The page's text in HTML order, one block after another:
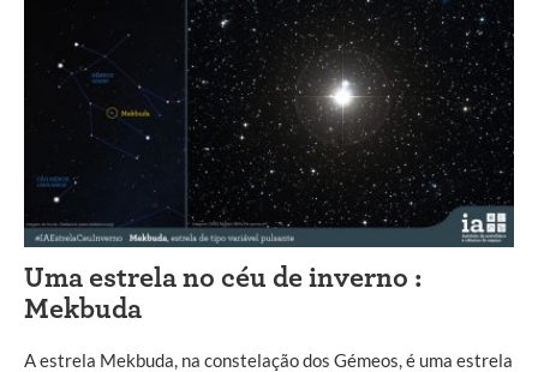
Uma estrela no céu de inverno :
Mekbuda
A estrela Mekbuda, na constelação dos Gémeos, é uma estrela